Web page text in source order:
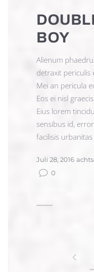
BOY
Alienum
detraxit periculis
Mei an pericula
Eos ei nisl
Eius lorem
sensibus id,
facilisis
Juli 28, 2016
0